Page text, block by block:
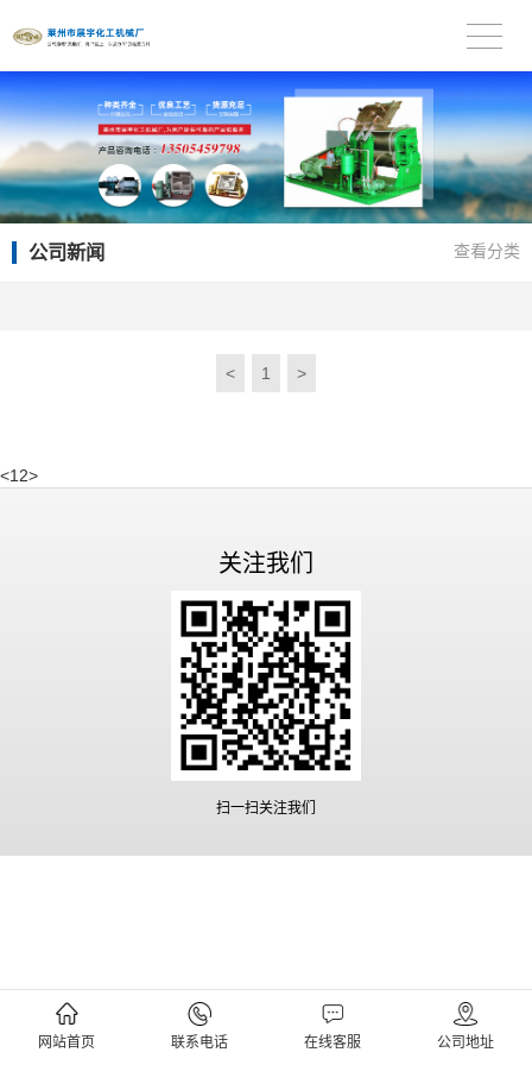
公司新闻 查看分类
< 1 >
<12>
网站首页 联系电话 在线客服 公司地址
关注我们
扫一扫关注我们